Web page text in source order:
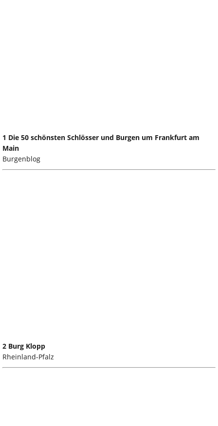
1 Die 50 schönsten Schlösser und Burgen um Frankfurt am
Main
Burgenblog
2 Burg Klopp
Rheinland-Pfalz